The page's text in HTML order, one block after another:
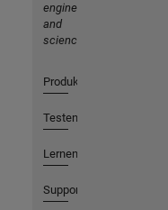
engineering
and
science
Produkte
Testen oder Kaufen
Lernen
Support